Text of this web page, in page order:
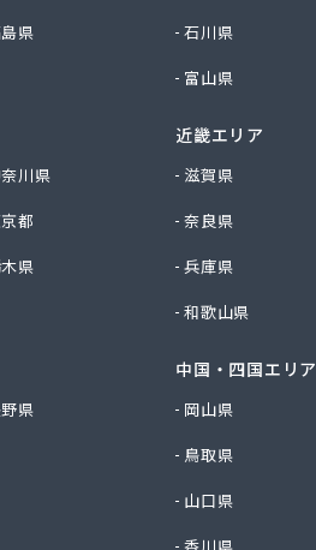
県
川県
都
県
県
石川県
富山県
近畿エリア
滋賀県
奈良県
兵庫県
和歌山県
中国・四国エリア
岡山県
鳥取県
山口県